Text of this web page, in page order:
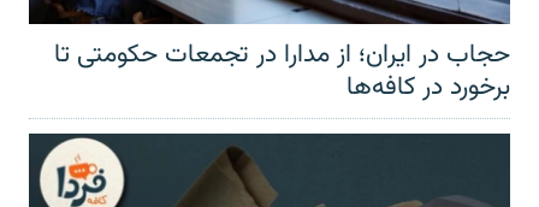
حجاب در ایران؛ از مدارا در تجمعات حکومتی تا
برخورد در کافه‌ها